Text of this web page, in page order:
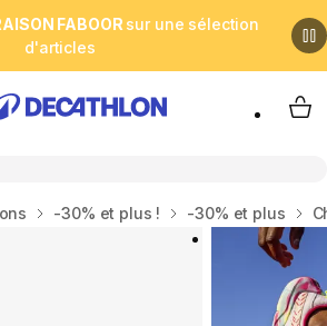
FABOOR sur une sélection
d'articles
My
-30% et plus ! -30% et plus